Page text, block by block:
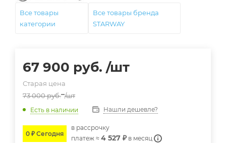
Все товары
категории
Все товары бренда
STARWAY
67 900 руб. /шт
Старая цена
73 000руб. /шт
Есть в наличии Нашли дешевле?
0 ₽ Сегодня
в расcрочку
платеж ≈ 4 527 ₽ в месяц